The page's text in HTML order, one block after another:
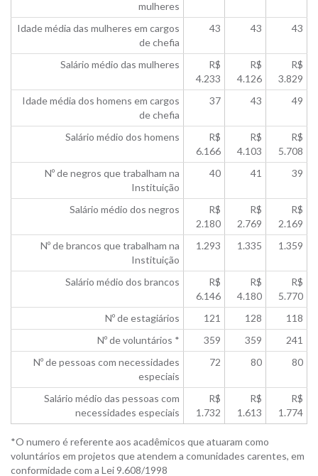
mulheres
Idade média das mulheres em cargos
de chefia
43 43 43
Salário médio das mulheres
R$
4.233
R$
4.126
R$
3.829
Idade média dos homens em cargos
de chefia
37 43 49
Salário médio dos homens
R$
6.166
R$
4.103
R$
5.708
Nº de negros que trabalham na
Instituição
40 41 39
Salário médio dos negros
R$
2.180
R$
2.769
R$
2.169
Nº de brancos que trabalham na
Instituição
1.293 1.335 1.359
Salário médio dos brancos
R$
6.146
R$
4.180
R$
5.770
Nº de estagiários
121 128
118
Nº de voluntários *
359 359
241
Nº de pessoas com necessidades
especiais
72 80 80
Salário médio das pessoas com
necessidades especiais
R$
1.732
R$
1.613
R$
1.774
*O numero é referente aos acadêmicos que atuaram como
voluntários em projetos que atendem a comunidades carentes, em
conformidade com a Lei 9.608/1998